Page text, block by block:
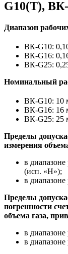
G10(T),
Диапазон
ВК-G10:
ВК-G16:
ВК-G25:
Номинальный
ВК-G10: 10
ВК-G16: 16
ВК-G25: 25
Пределы
измерения
в
(исп. «Н»);
в
Пределы
погрешности
объема газа,
в
в